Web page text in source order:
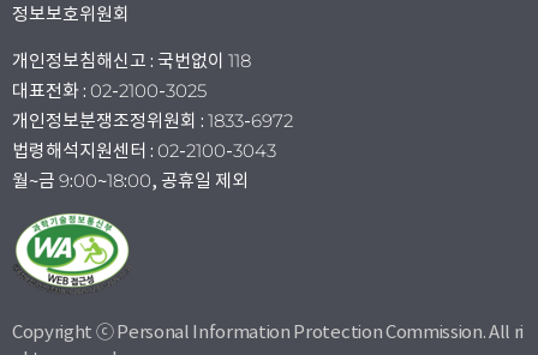
정보보호위원회
개인정보침해신고 : 국번없이 118
대표전화 : 02-2100-3025
개인정보분쟁조정위원회 : 1833-6972
법령해석지원센터 : 02-2100-3043
월~금 9:00~18:00, 공휴일 제외
Copyright ⓒ Personal Information Protection Commission. All ri